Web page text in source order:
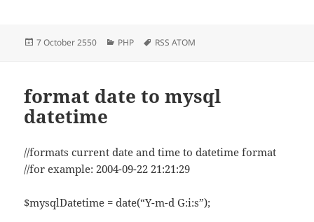
Posted
7 October 2550 Categories
PHP Tags
RSS ATOM
format date to mysql
datetime
//formats current date and time to datetime format
//for example: 2004-09-22 21:21:29
$mysqlDatetime = date(“Y-m-d G:i:s”);